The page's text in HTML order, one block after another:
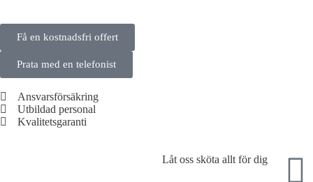
Få en kostnadsfri offert
Prata med en telefonist
Ansvarsförsäkring
Utbildad personal
Kvalitetsgaranti
Låt oss sköta allt för dig